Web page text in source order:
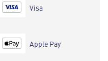
Visa
Apple Pay